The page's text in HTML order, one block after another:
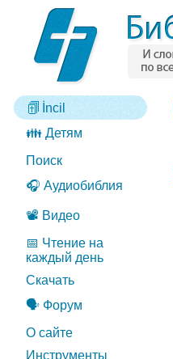
İncil
👪 Детям
Поиск
🎧 Аудиобиблия
📽️ Видео
📅 Чтение на
каждый день
Скачать
🗣️ Форум
О сайте
Инструменты